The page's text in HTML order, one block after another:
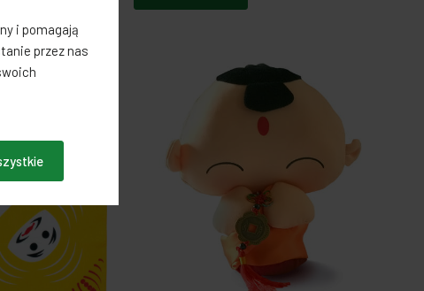
i pomagają
przez nas